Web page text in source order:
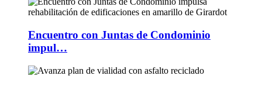
Encuentro con Juntas de Condominio
impul…